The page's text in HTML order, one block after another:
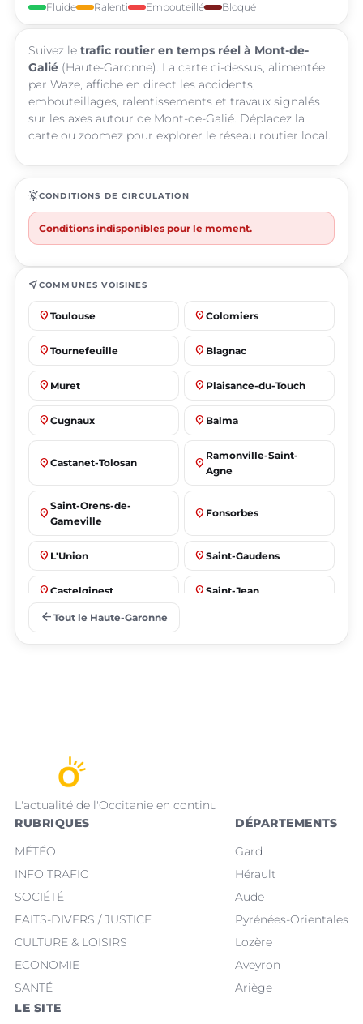
Fluide Ralenti Embouteillé Bloqué
Suivez le trafic routier en temps réel à Mont-de-
Galié (Haute-Garonne). La carte ci-dessus, alimentée
par Waze, affiche en direct les accidents,
embouteillages, ralentissements et travaux signalés
sur les axes autour de Mont-de-Galié. Déplacez la
carte ou zoomez pour explorer le réseau routier local.
routineCONDITIONS DE CIRCULATION
Conditions indisponibles pour le moment.
near_meCOMMUNES VOISINES
place Toulouse place Colomiers
place Tournefeuille place Blagnac
place Muret place Plaisance-du-Touch
place Cugnaux place Balma
place Castanet-Tolosan place
Ramonville-Saint-
Agne
place
Saint-Orens-de-
Gameville
place Fonsorbes
place L'Union place Saint-Gaudens
place Castelginest place Saint-Jean
place Villeneuve-Tolosane
arrow_back Tout le Haute-Garonne
L'actualité de l'Occitanie en continu
RUBRIQUES
MÉTÉO
INFO TRAFIC
SOCIÉTÉ
FAITS-DIVERS / JUSTICE
CULTURE & LOISIRS
ECONOMIE
SANTÉ
DÉPARTEMENTS
Gard
Hérault
Aude
Pyrénées-Orientales
Lozère
Aveyron
Ariège
LE SITE